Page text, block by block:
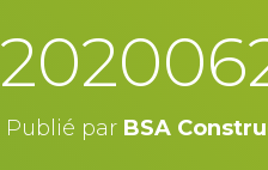
Publié par BSA